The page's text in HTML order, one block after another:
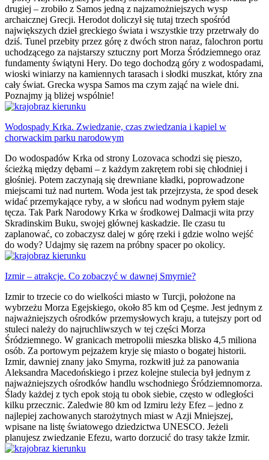
drugiej – zrobiło z Samos jedną z najzamożniejszych wysp
archaicznej Grecji. Herodot doliczył się tutaj trzech spośród
największych dzieł greckiego świata i wszystkie trzy przetrwały do
dziś. Tunel przebity przez górę z dwóch stron naraz, falochron portu
uchodzącego za najstarszy sztuczny port Morza Śródziemnego oraz
fundamenty świątyni Hery. Do tego dochodzą góry z wodospadami,
wioski winiarzy na kamiennych tarasach i słodki muszkat, który zna
cały świat. Grecka wyspa Samos ma czym zająć na wiele dni.
Poznajmy ją bliżej wspólnie!
Wodospady Krka. Zwiedzanie, czas zwiedzania i kąpiel w
chorwackim parku narodowym
Do wodospadów Krka od strony Lozovaca schodzi się pieszo,
ścieżką między dębami – z każdym zakrętem robi się chłodniej i
głośniej. Potem zaczynają się drewniane kładki, poprowadzone
miejscami tuż nad nurtem. Woda jest tak przejrzysta, że spod desek
widać przemykające ryby, a w słońcu nad wodnym pyłem staje
tęcza. Tak Park Narodowy Krka w środkowej Dalmacji wita przy
Skradinskim Buku, swojej głównej kaskadzie. Ile czasu tu
zaplanować, co zobaczysz dalej w górę rzeki i gdzie wolno wejść
do wody? Udajmy się razem na próbny spacer po okolicy.
Izmir – atrakcje. Co zobaczyć w dawnej Smyrnie?
Izmir to trzecie co do wielkości miasto w Turcji, położone na
wybrzeżu Morza Egejskiego, około 85 km od Çeşme. Jest jednym z
najważniejszych ośrodków przemysłowych kraju, a tutejszy port od
stuleci należy do najruchliwszych w tej części Morza
Śródziemnego. W granicach metropolii mieszka blisko 4,5 miliona
osób. Za portowym pejzażem kryje się miasto o bogatej historii.
Izmir, dawniej znany jako Smyrna, rozkwitł już za panowania
Aleksandra Macedońskiego i przez kolejne stulecia był jednym z
najważniejszych ośrodków handlu wschodniego Śródziemnomorza.
Ślady każdej z tych epok stoją tu obok siebie, często w odległości
kilku przecznic. Zaledwie 80 km od Izmiru leży Efez – jedno z
najlepiej zachowanych starożytnych miast w Azji Mniejszej,
wpisane na listę światowego dziedzictwa UNESCO. Jeżeli
planujesz zwiedzanie Efezu, warto dorzucić do trasy także Izmir.